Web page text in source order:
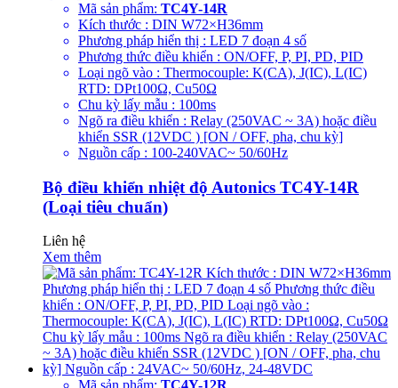
Mã sản phẩm: TC4Y-14R
Kích thước : DIN W72×H36mm
Phương pháp hiển thị : LED 7 đoạn 4 số
Phương thức điều khiển : ON/OFF, P, PI, PD, PID
Loại ngõ vào : Thermocouple: K(CA), J(IC), L(IC)
RTD: DPt100Ω, Cu50Ω
Chu kỳ lấy mẫu : 100ms
Ngõ ra điều khiển : Relay (250VAC ~ 3A) hoặc điều
khiển SSR (12VDC ) [ON / OFF, pha, chu kỳ]
Nguồn cấp : 100-240VAC~ 50/60Hz
Bộ điều khiển nhiệt độ Autonics TC4Y-14R
(Loại tiêu chuẩn)
Liên hệ
Xem thêm